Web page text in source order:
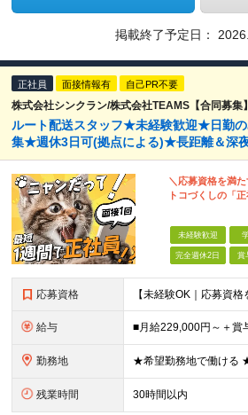
掲載終了予定日：
正社員 面接情報有 自己PR不要
株式会社シンクラン/株式会社TEAMS【合同募集】
ルート配送スタッフ★未経験歓迎★日勤
集★週休3日可(拠点による)★長距離＆深
＼応募資格を満
トコづくしの「
未経験歓迎
完全週休2日 賞
応募資格
給与
勤務地
残業時間 30時間以内